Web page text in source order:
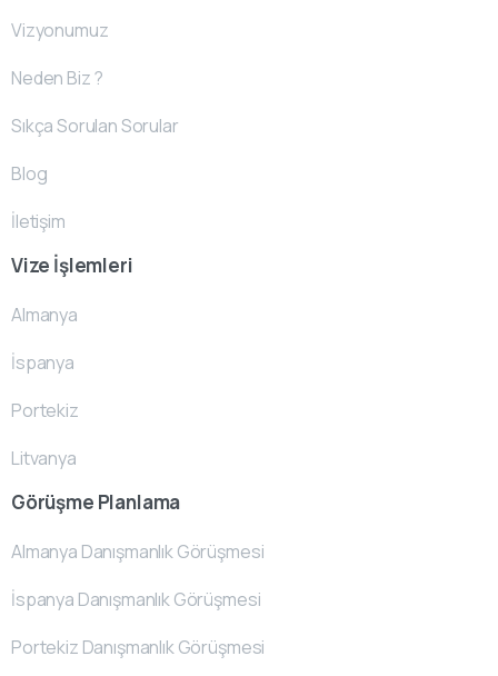
Vizyonumuz
Neden Biz ?
Sıkça Sorulan Sorular
Blog
İletişim
Vize İşlemleri
Almanya
İspanya
Portekiz
Litvanya
Görüşme Planlama
Almanya Danışmanlık Görüşmesi
İspanya Danışmanlık Görüşmesi
Portekiz Danışmanlık Görüşmesi